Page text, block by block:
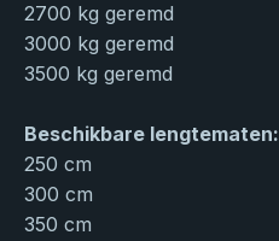
2700 kg geremd
3000 kg geremd
3500 kg geremd
Beschikbare lengtematen:
250 cm
300 cm
350 cm